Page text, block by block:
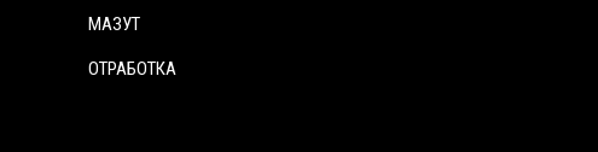
МАЗУТ
ОТРАБОТКА